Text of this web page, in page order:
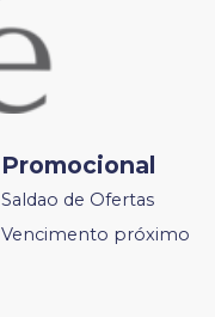
Promocional
Saldao de Ofertas
Vencimento próximo